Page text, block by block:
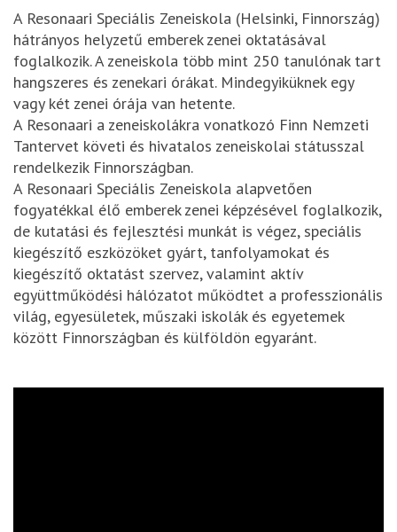
A Resonaari Speciális Zeneiskola (Helsinki, Finnország)
hátrányos helyzetű emberek zenei oktatásával
foglalkozik. A zeneiskola több mint 250 tanulónak tart
hangszeres és zenekari órákat. Mindegyiküknek egy
vagy két zenei órája van hetente.
A Resonaari a zeneiskolákra vonatkozó Finn Nemzeti
Tantervet követi és hivatalos zeneiskolai státusszal
rendelkezik Finnországban.
A Resonaari Speciális Zeneiskola alapvetően
fogyatékkal élő emberek zenei képzésével foglalkozik,
de kutatási és fejlesztési munkát is végez, speciális
kiegészítő eszközöket gyárt, tanfolyamokat és
kiegészítő oktatást szervez, valamint aktív
együttműködési hálózatot működtet a professzionális
világ, egyesületek, műszaki iskolák és egyetemek
között Finnországban és külföldön egyaránt.